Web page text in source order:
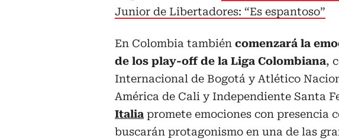
Junior de Libertadores: “Es espantoso”
En Colombia también comenzará la
de los play-off de la Liga Colombiana,
Internacional de Bogotá y Atlético
América de Cali y Independiente Santa
Italia promete emociones con presencia
buscarán protagonismo en una de las